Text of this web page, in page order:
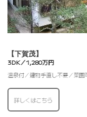
【下賀茂】
3DK／1,280万円
温泉付／建物手直し不要／菜園
詳しくはこちら